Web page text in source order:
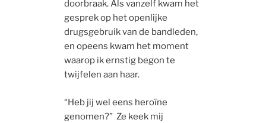
doorbraak. Als vanzelf kwam het
gesprek op het openlijke
drugsgebruik van de bandleden,
en opeens kwam het moment
waarop ik ernstig begon te
twijfelen aan haar.
“Heb jij wel eens heroïne
genomen?” Ze keek mij